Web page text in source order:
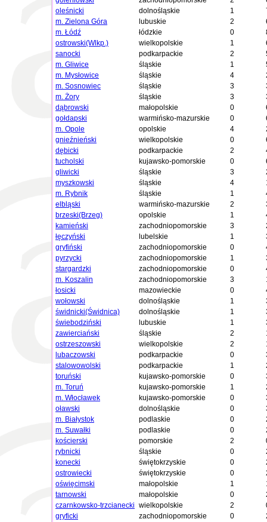
oleśnicki
dolnośląskie 1
m. Zielona Góra
lubuskie 2
m. Łódź
łódzkie 0
ostrowski(Wlkp.)
wielkopolskie 1
sanocki
podkarpackie 2
m. Gliwice
śląskie 1
m. Mysłowice
śląskie 4
m. Sosnowiec
śląskie 3
m. Żory
śląskie 3
dąbrowski
małopolskie 0
gołdapski
warmińsko-mazurskie 0
m. Opole
opolskie 4
gnieźnieński
wielkopolskie 0
dębicki
podkarpackie 2
tucholski
kujawsko-pomorskie 0
gliwicki
śląskie 3
myszkowski
śląskie 4
m. Rybnik
śląskie 1
elbląski
warmińsko-mazurskie 2
brzeski(Brzeg)
opolskie 1
kamieński
zachodniopomorskie 3
łęczyński
lubelskie 1
gryfiński
zachodniopomorskie 0
pyrzycki
zachodniopomorskie 1
stargardzki
zachodniopomorskie 0
m. Koszalin
zachodniopomorskie 3
łosicki
mazowieckie 0
wołowski
dolnośląskie 1
świdnicki(Świdnica)
dolnośląskie 1
świebodziński
lubuskie 1
zawierciański
śląskie 2
ostrzeszowski
wielkopolskie 2
lubaczowski
podkarpackie 0
stalowowolski
podkarpackie 1
toruński
kujawsko-pomorskie 0
m. Toruń
kujawsko-pomorskie 1
m. Włocławek
kujawsko-pomorskie 0
oławski
dolnośląskie 0
m. Białystok
podlaskie 0
m. Suwałki
podlaskie 0
kościerski
pomorskie 2
rybnicki
śląskie 0
konecki
świętokrzyskie 0
ostrowiecki
świętokrzyskie 0
oświęcimski
małopolskie 1
tarnowski
małopolskie 0
czarnkowsko-trzcianecki wielkopolskie 2
gryficki
zachodniopomorskie 0